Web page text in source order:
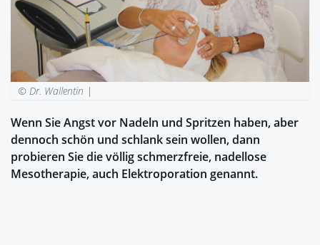
© Dr. Wallentin |
Wenn Sie Angst vor Nadeln und Spritzen haben, aber
dennoch schön und schlank sein wollen, dann
probieren Sie die völlig schmerzfreie, nadellose
Mesotherapie, auch Elektroporation genannt.